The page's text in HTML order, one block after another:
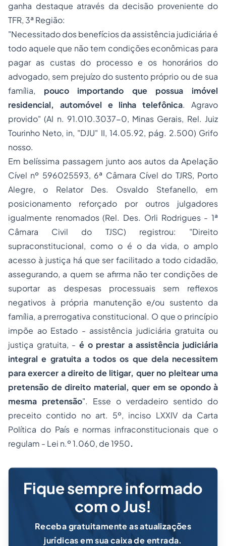
ganha destaque através da decisão proveniente do
TFR, 3ª Região:
"Necessitado dos benefícios da assistência judiciária é
todo aquele que não tem condições econômicas para
pagar as custas do processo e os honorários do
advogado, sem prejuízo do sustento próprio ou de sua
família, pouco importando que possua imóvel
residencial, automóvel e linha telefônica. Agravo
provido" (AI n. 91.010.3037-0, Minas Gerais, Rel. Juiz
Tourinho Neto, in, "DJU" II, 14.05.92, pág. 2.500) Grifo
nosso.
Em belíssima passagem junto aos autos da Apelação
Cível nº 596025593, 6ª Câmara Cível do TJRS, Porto
Alegre, o Relator Des. Osvaldo Stefanello, em
posicionamento reforçado por outros julgadores
igualmente renomados (Rel. Des. Orli Rodrigues - 1ª
Câmara Civil do TJSC) registrou: "Direito
supraconstitucional, como o é o da vida, o amplo
acesso à justiça há que ser facilitado a todo cidadão,
assegurando, a quem se afirma não ter condições de
suportar as despesas processuais sem reflexos
negativos à própria manutenção e/ou sustento da
família, a prerrogativa constitucional. O que o princípio
impõe ao Estado - assistência judiciária gratuita ou
justiça gratuita, - é o prestar a assistência judiciária
integral e gratuita a todos os que dela necessitem
para exercer a direito de litigar, quer no pleitear uma
pretensão de direito material, quer em se opondo à
mesma pretensão". Esse o verdadeiro sentido do
preceito contido no art. 5º, inciso LXXIV da Carta
Política do País e normas infraconstitucionais que o
regulam - Lei n.º 1.060, de 1950.
Fique sempre informado
com o Jus!
Receba gratuitamente as atualizações
jurídicas em sua caixa de entrada.